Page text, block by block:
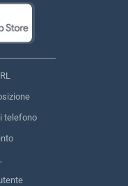
telefono